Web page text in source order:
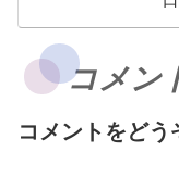
コメン
コメントをどう